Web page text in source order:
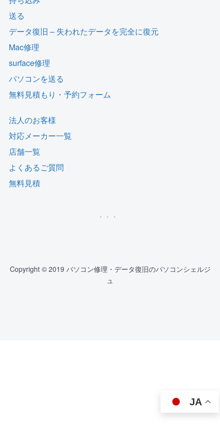
送る
データ復旧 – 失われたデータを完全に復元
Mac修理
surface修理
パソコンを送る
無料見積もり・予約フォーム
法人のお客様
対応メーカー一覧
店舗一覧
よくあるご質問
無料見積
Copyright © 2019 パソコン修理・データ復旧のパソコンシェルジ
ュ
JA